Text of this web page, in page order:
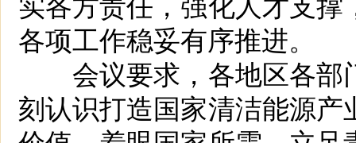
各项工作稳妥有序推进。
会议要求，各地区各部
刻认识打造国家清洁能源